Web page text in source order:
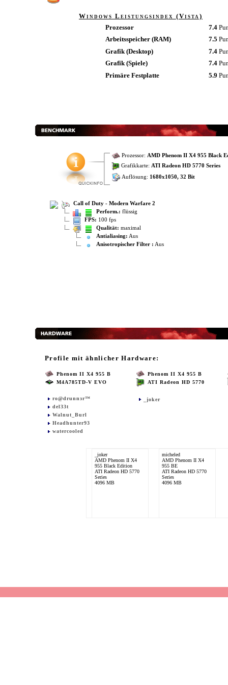
Windows Leistungsindex (Vista)
Prozessor
7.4
Arbeitsspeicher (RAM)
7.5
Grafik (Desktop)
7.4
Grafik (Spiele)
7.4
Primäre Festplatte
5.9
Prozessor: AMD Phenom II X4 955 Black
Grafikkarte: ATI Radeon HD 5770 Series
Auflösung: 1680x1050, 32 Bit
Call of Duty - Modern Warfare 2
Perform.: flüssig
FPS: 100 fps
Qualität: maximal
Antialiasing: Aus
Anisotropischer Filter : Aus
Profile mit ähnlicher Hardware:
Phenom II X4 955 B
M4A785TD-V EVO
ro@drunnзr™
del33t
Walnut_Burl
Headhunter93
watercooled
Phenom II X4 955 B
ATI Radeon HD 5770
_joker
_joker
AMD Phenom II X4
955 Black Edition
ATI Radeon HD 5770
Series
4096 MB
micheled
AMD Phenom II X4
955 BE
ATI Radeon HD 5770
Series
4096 MB